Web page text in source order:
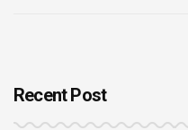
Recent Post